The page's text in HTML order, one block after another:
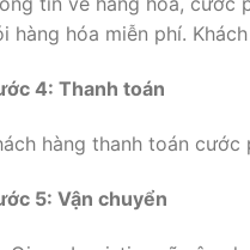
hàng hóa miễn phí.
4: Thanh toán
hàng thanh toán
5: Vận chuyển